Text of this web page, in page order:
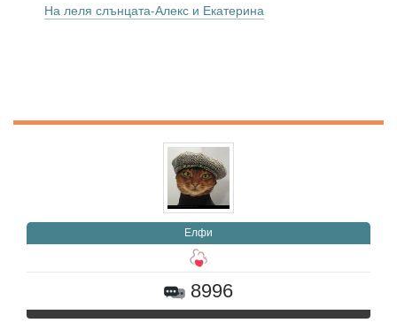
На леля слънцата-Алекс и Екатерина
Елфи
8996